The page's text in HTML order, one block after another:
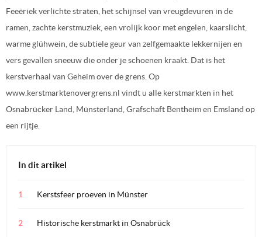
Feeëriek verlichte straten, het schijnsel van vreugdevuren in de
ramen, zachte kerstmuziek, een vrolijk koor met engelen, kaarslicht,
warme glühwein, de subtiele geur van zelfgemaakte lekkernijen en
vers gevallen sneeuw die onder je schoenen kraakt. Dat is het
kerstverhaal van Geheim over de grens. Op
www.kerstmarktenovergrens.nl vindt u alle kerstmarkten in het
Osnabrücker Land, Münsterland, Grafschaft Bentheim en Emsland op
een rijtje.
In dit artikel
Kerstsfeer proeven in Münster
Historische kerstmarkt in Osnabrück